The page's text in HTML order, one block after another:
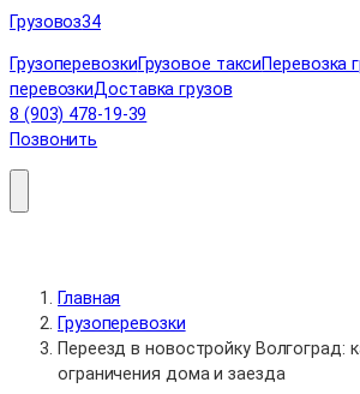
Перейти
содержимому
Грузовоз34
ГрузоперевозкиГрузовое таксиПеревозка
перевозкиДоставка грузов
8 (903) 478-19-39
Позвонить
Главная
Грузоперевозки
Переезд в новостройку Волгоград:
ограничения дома и заезда